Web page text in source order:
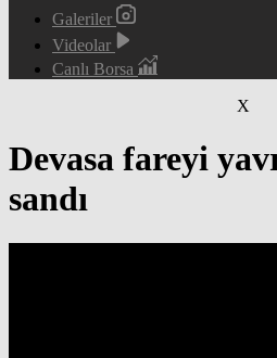
Galeriler
Videolar
Canlı Borsa
X
Devasa fareyi
sandı